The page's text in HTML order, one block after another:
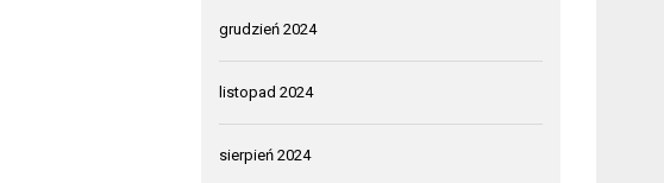
grudzień 2024
listopad 2024
sierpień 2024